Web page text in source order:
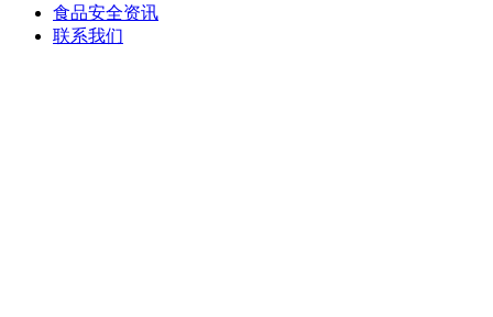
食品安全资讯
联系我们